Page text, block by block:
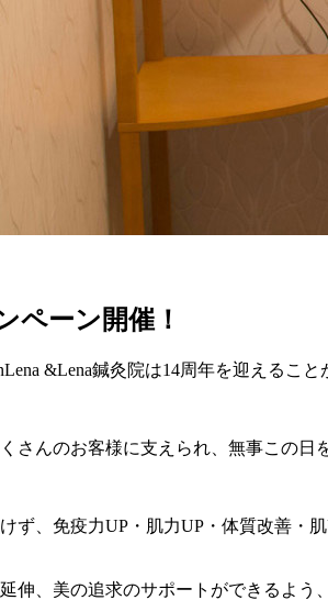
ペーン開催！
&Lena鍼灸院は14周年を迎えること
さんのお客様に支えられ、無事この
ず、免疫力UP・肌力UP・体質改善・
伸、美の追求のサポートができるよう